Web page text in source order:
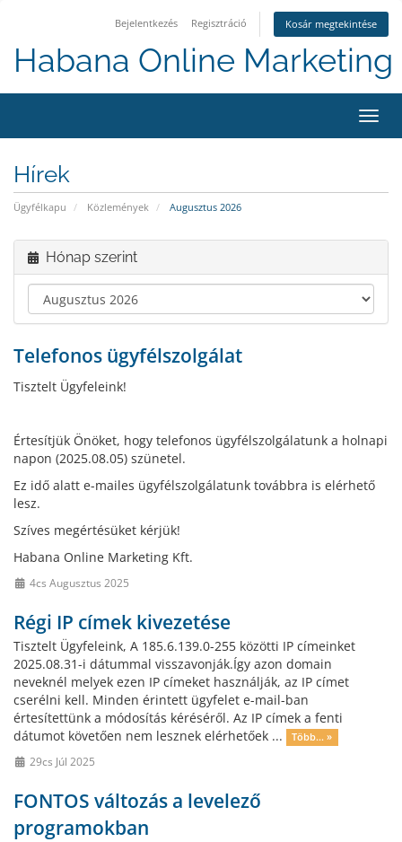
Bejelentkezés Regisztráció Kosár megtekintése
Habana Online Marketing
a
Hírek
Ügyfélkapu Közlemények Augusztus 2026
Hónap szerint
Telefonos ügyfélszolgálat
Tisztelt Ügyfeleink!
Értesítjük Önöket, hogy telefonos ügyfélszolgálatunk a holnapi
napon (2025.08.05) szünetel.
Ez idő alatt e-mailes ügyfélszolgálatunk továbbra is elérhető
lesz.
Szíves megértésüket kérjük!
Habana Online Marketing Kft.
4cs Augusztus 2025
Régi IP címek kivezetése
Tisztelt Ügyfeleink, A 185.6.139.0-255 közötti IP címeinket
2025.08.31-i dátummal visszavonják.Így azon domain
neveknél melyek ezen IP címeket használják, az IP címet
cserélni kell. Minden érintett ügyfelet e-mail-ban
értesítettünk a módosítás kéréséről. Az IP címek a fenti
dátumot követően nem lesznek elérhetőek ...
Több... »
29cs Júl 2025
FONTOS változás a levelező
programokban